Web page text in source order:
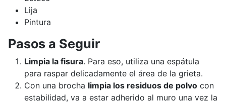
Lija
Pintura
Pasos a Seguir
Limpia la fisura. Para eso, utiliza una espátula
para raspar delicadamente el área de la grieta.
Con una brocha limpia los residuos de polvo con
estabilidad, va a estar adherido al muro una vez la